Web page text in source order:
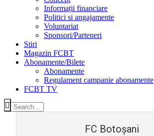
Informații financiare
Politici si angajamente
Voluntariat
Sponsori/Parteneri
Stiri
Magazin FCBT
Abonamente/Bilete
Abonamente
Regulament campanie abonamente
FCBT TV
FC Botoșani